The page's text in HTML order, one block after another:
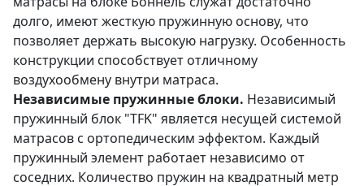
долго, имеют жесткую пружинную основу, что
позволяет держать высокую нагрузку. Особенность
конструкции способствует отличному
воздухообмену внутри матраса.
Независимые пружинные блоки. Независимый
пружинный блок "TFK" является несущей системой
матрасов с ортопедическим эффектом. Каждый
пружинный элемент работает независимо от
соседних. Количество пружин на квадратный метр